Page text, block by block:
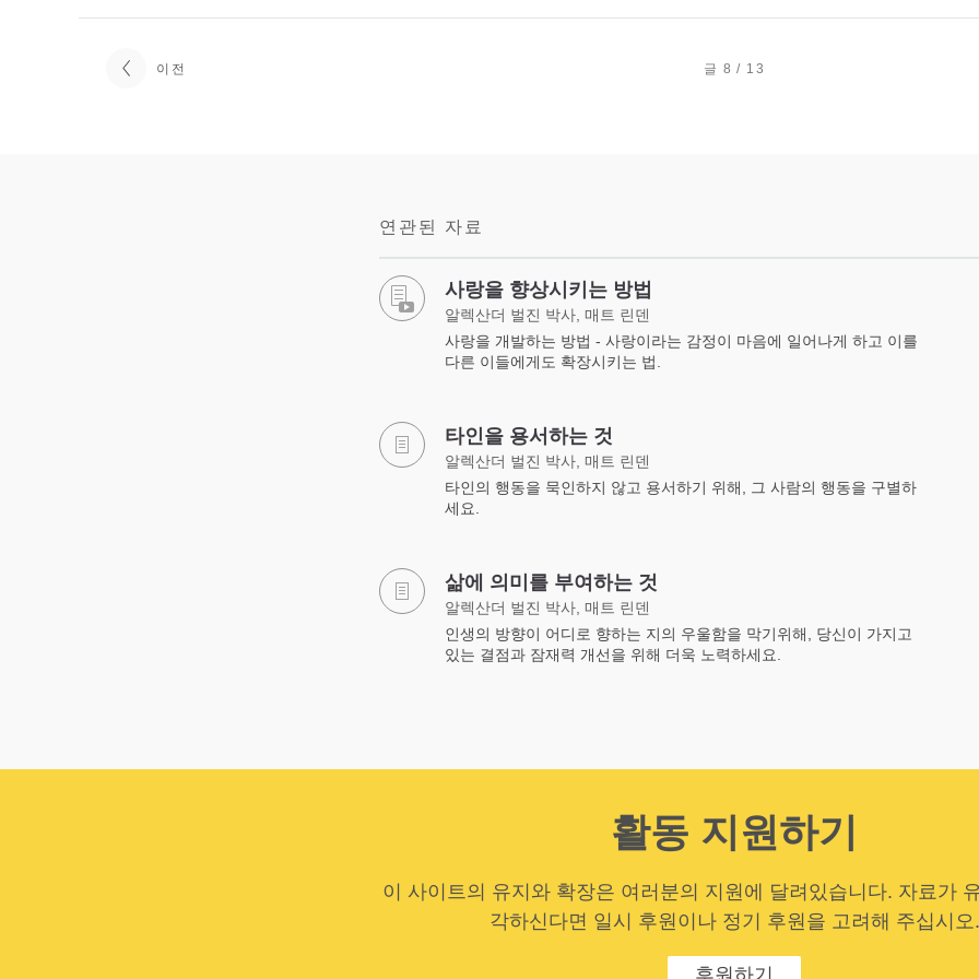
이전 글 8 / 13
연관된 자료
사랑을 향상시키는 방법
알렉산더 벌진 박사, 매트 린덴
사랑을 개발하는 방법 - 사랑이라는 감정이 마음에 일어나게 하고 이를
다른 이들에게도 확장시키는 법.
타인을 용서하는 것
알렉산더 벌진 박사, 매트 린덴
타인의 행동을 묵인하지 않고 용서하기 위해, 그 사람의 행동을 구별하
세요.
삶에 의미를 부여하는 것
알렉산더 벌진 박사, 매트 린덴
인생의 방향이 어디로 향하는 지의 우울함을 막기위해, 당신이 가지고
있는 결점과 잠재력 개선을 위해 더욱 노력하세요.
활동 지원하기
이 사이트의 유지와 확장은 여러분의 지원에 달려있습니다. 자료가
각하신다면 일시 후원이나 정기 후원을 고려해 주십시오.